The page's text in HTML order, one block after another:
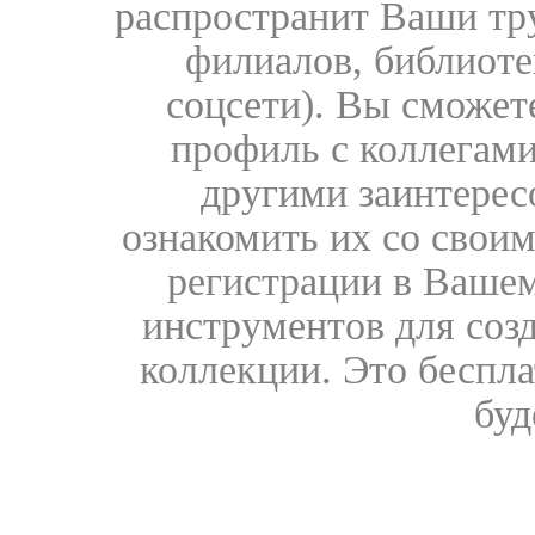
распространит Ваши
филиалов,
соцсети). Вы
профиль с
другими
ознакомить их со
регистрации в
инструментов для
коллекции. Это